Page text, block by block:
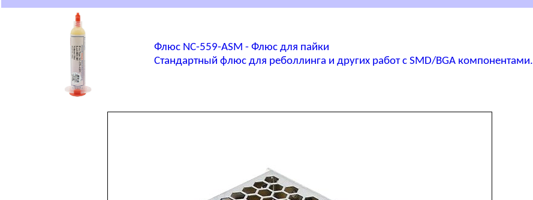
Флюс NC-559-ASM - Флюс для пайки
Стандартный флюс для реболлинга и других работ с SMD/BGA компонентами.